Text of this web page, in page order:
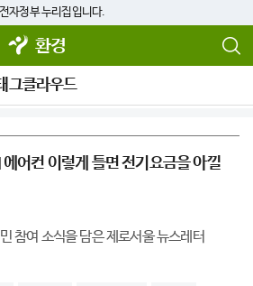
자정부 누리집입니다.
환경
그클라우드
어컨 이렇게 틀면 전기요금을 아낄
참여 소식을 담은 제로서울 뉴스레터